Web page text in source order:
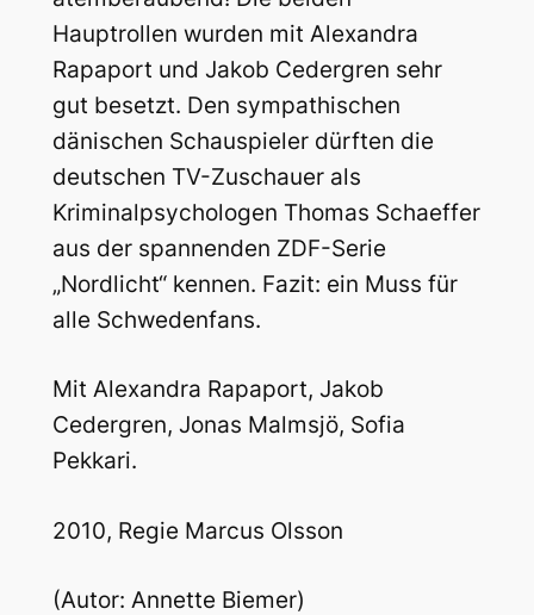
Hauptrollen wurden mit Alexandra
Rapaport und Jakob Cedergren sehr
gut besetzt. Den sympathischen
dänischen Schauspieler dürften die
deutschen TV-Zuschauer als
Kriminalpsychologen Thomas Schaeffer
aus der spannenden ZDF-Serie
„Nordlicht“ kennen. Fazit: ein Muss für
alle Schwedenfans.
Mit Alexandra Rapaport, Jakob
Cedergren, Jonas Malmsjö, Sofia
Pekkari.
2010, Regie Marcus Olsson
(Autor: Annette Biemer)